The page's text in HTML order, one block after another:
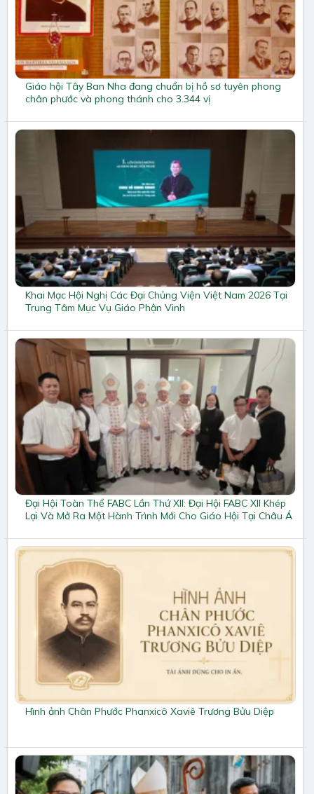
Giáo hội Tây Ban Nha đang chuẩn bị hồ sơ tuyên phong
chân phước và phong thánh cho 3.344 vị
Khai Mạc Hội Nghị Các Đại Chủng Viện Việt Nam 2026 Tại
Trung Tâm Mục Vụ Giáo Phận Vinh
Đại Hội Toàn Thể FABC Lần Thứ XII: Đại Hội FABC XII Khép
Lại Và Mở Ra Một Hành Trình Mới Cho Giáo Hội Tại Châu Á
Hình ảnh Chân Phước Phanxicô Xaviê Trương Bửu Diệp